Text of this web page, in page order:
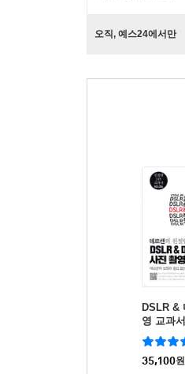
오직, 예스24에서만
DSLR &
영 교과서
35,100원